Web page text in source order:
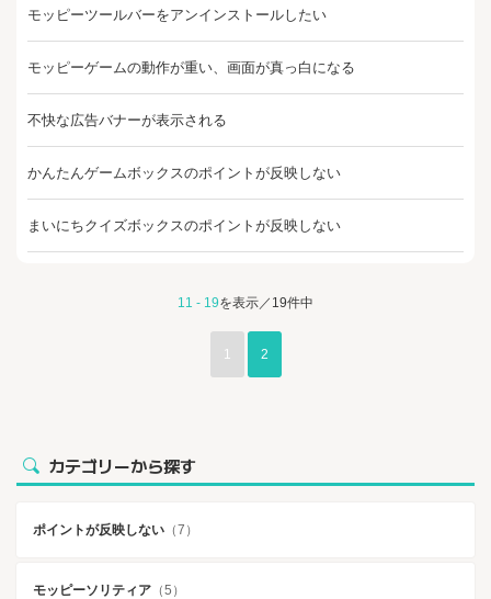
モッピーツールバーをアンインストールしたい
モッピーゲームの動作が重い、画面が真っ白になる
不快な広告バナーが表示される
かんたんゲームボックスのポイントが反映しない
まいにちクイズボックスのポイントが反映しない
11 - 19を表示／19件中
1 2
カテゴリーから探す
ポイントが反映しない （7）
モッピーソリティア （5）